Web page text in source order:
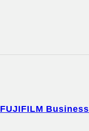
FUJIFILM